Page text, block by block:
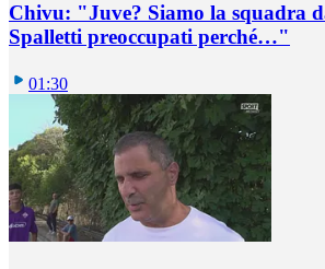
Chivu: "Juve? Siamo la squadra
Spalletti preoccupati perché…"
01:30